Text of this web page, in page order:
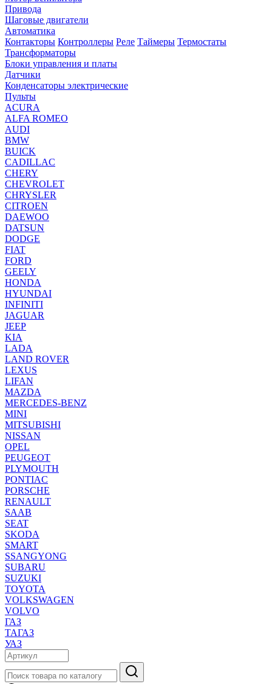
Привода
Шаговые двигатели
Автоматика
Контакторы Контроллеры Реле Таймеры Термостаты
Трансформаторы
Блоки управления и платы
Датчики
Конденсаторы электрические
Пульты
ACURA
ALFA ROMEO
AUDI
BMW
BUICK
CADILLAC
CHERY
CHEVROLET
CHRYSLER
CITROEN
DAEWOO
DATSUN
DODGE
FIAT
FORD
GEELY
HONDA
HYUNDAI
INFINITI
JAGUAR
JEEP
KIA
LADA
LAND ROVER
LEXUS
LIFAN
MAZDA
MERCEDES-BENZ
MINI
MITSUBISHI
NISSAN
OPEL
PEUGEOT
PLYMOUTH
PONTIAC
PORSCHE
RENAULT
SAAB
SEAT
SKODA
SMART
SSANGYONG
SUBARU
SUZUKI
TOYOTA
VOLKSWAGEN
VOLVO
ГАЗ
ТАГАЗ
УАЗ